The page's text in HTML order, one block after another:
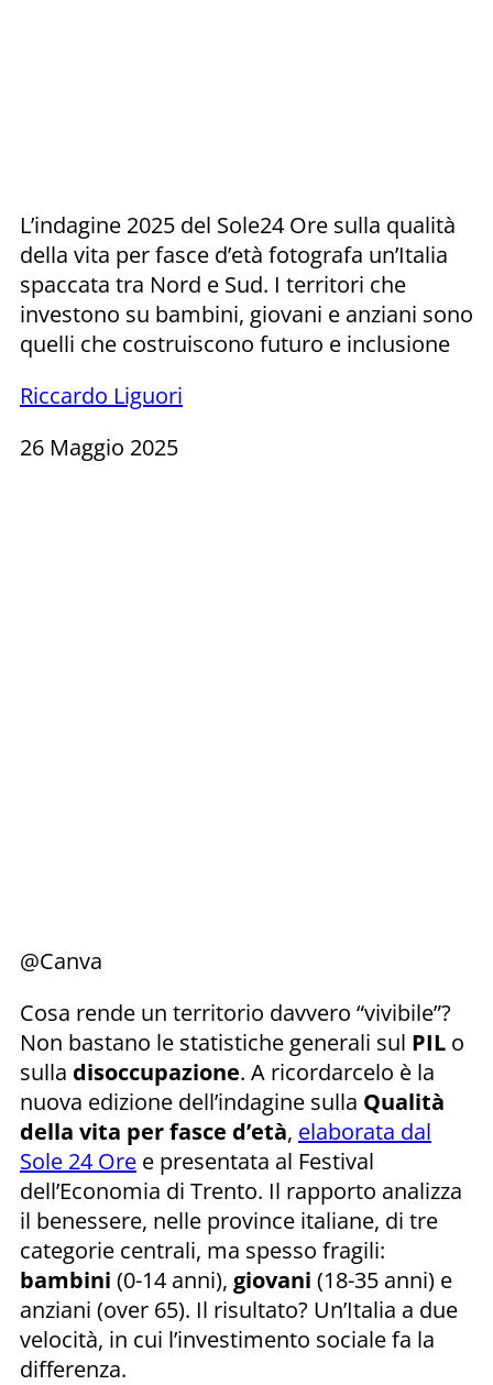
L’indagine 2025 del Sole24 Ore sulla qualità
della vita per fasce d’età fotografa un’Italia
spaccata tra Nord e Sud. I territori che
investono su bambini, giovani e anziani sono
quelli che costruiscono futuro e inclusione
Riccardo Liguori
26 Maggio 2025
@Canva
Cosa rende un territorio davvero “vivibile”?
Non bastano le statistiche generali sul PIL o
sulla disoccupazione. A ricordarcelo è la
nuova edizione dell’indagine sulla Qualità
della vita per fasce d’età, elaborata dal
Sole 24 Ore e presentata al Festival
dell’Economia di Trento. Il rapporto analizza
il benessere, nelle province italiane, di tre
categorie centrali, ma spesso fragili:
bambini (0-14 anni), giovani (18-35 anni) e
anziani (over 65). Il risultato? Un’Italia a due
velocità, in cui l’investimento sociale fa la
differenza.